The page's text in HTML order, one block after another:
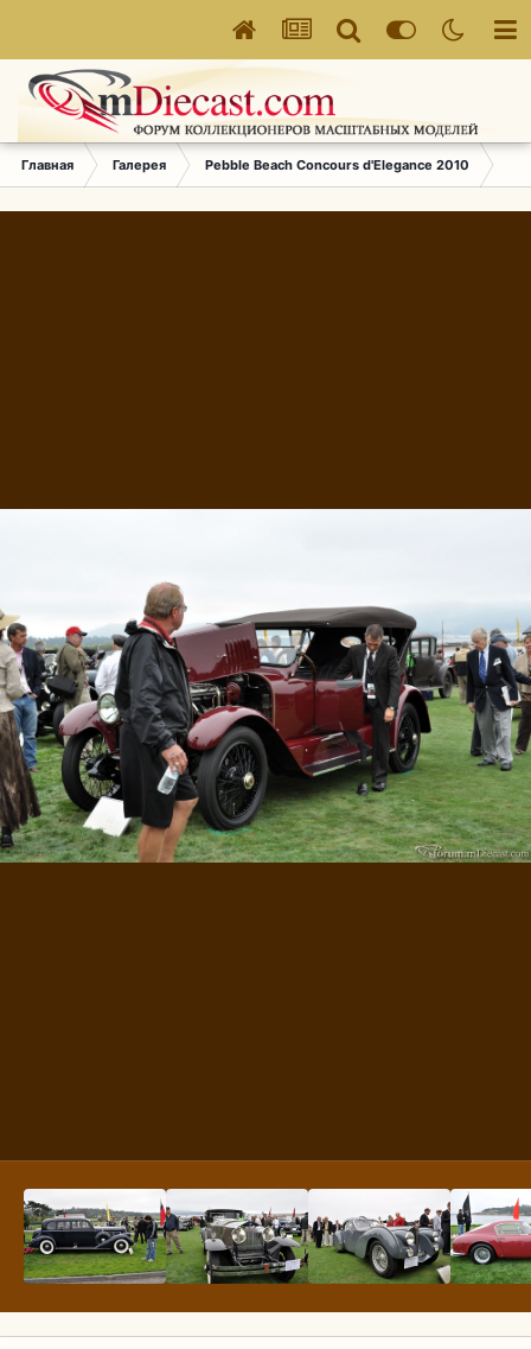
Главная Галерея Pebble Beach Concours d'Elegance 2010